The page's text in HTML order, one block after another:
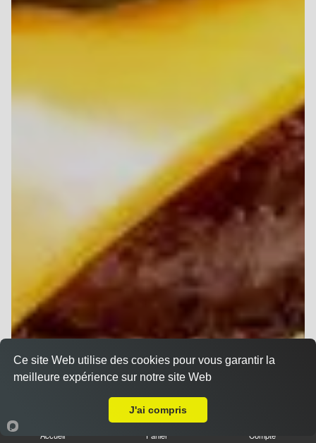
Accueil Panier Compte
Ce site Web utilise des cookies pour vous garantir la
meilleure expérience sur notre site Web
J'ai compris